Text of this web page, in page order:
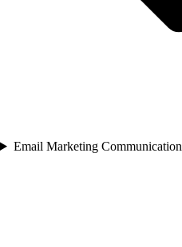
Email Marketing Communication